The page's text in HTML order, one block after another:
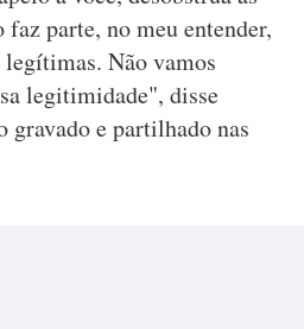
parte, no meu entender,
legítimas. Não vamos
legitimidade", disse
e partilhado nas